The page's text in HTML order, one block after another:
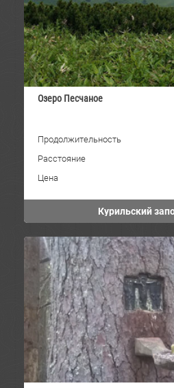
Озеро Песчаное
Продолжительность
Расстояние
Цена
Курильский